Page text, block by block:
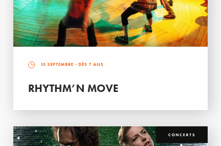
10 SEPTEMBRE - DÈS 7 ANS
RHYTHM’N MOVE
CONCERTS